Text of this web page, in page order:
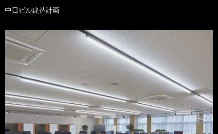
中日ビル建替計画